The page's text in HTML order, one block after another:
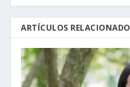
ARTÍCULOS